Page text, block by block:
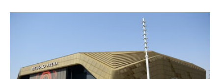
Μαδρίτης
Μάντσεστερ
Τσέλσι Άρσεναλ